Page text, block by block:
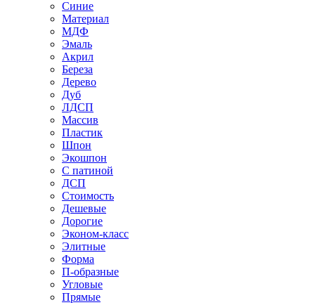
Синие
Материал
МДФ
Эмаль
Акрил
Береза
Дерево
Дуб
ЛДСП
Массив
Пластик
Шпон
Экошпон
С патиной
ДСП
Стоимость
Дешевые
Дорогие
Эконом-класс
Элитные
Форма
П-образные
Угловые
Прямые